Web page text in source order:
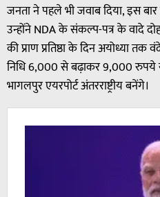
जनता ने पहले भी जवाब दिया, इस
उन्होंने NDA के संकल्प-पत्र के वादे
की प्राण प्रतिष्ठा के दिन अयोध्या तक
निधि 6,000 से बढ़ाकर 9,000 रुपये
भागलपुर एयरपोर्ट अंतरराष्ट्रीय बनेंगे।